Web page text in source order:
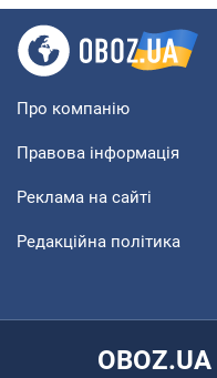
Про компанію
Правова інформація
Реклама на сайті
Редакційна політика